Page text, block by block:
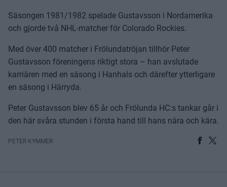
Säsongen 1981/1982 spelade Gustavsson i Nordamerika
och gjorde två NHL-matcher för Colorado Rockies.
Med över 400 matcher i Frölundatröjan tillhör Peter
Gustavsson föreningens riktigt stora – han avslutade
karriären med en säsong i Hanhals och därefter ytterligare
en säsong i Härryda.
Peter Gustavsson blev 65 år och Frölunda HC:s tankar går i
den här svåra stunden i första hand till hans nära och kära.
PETER KYMMER